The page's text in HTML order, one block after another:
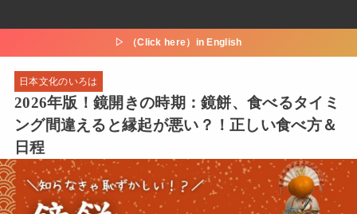
▷ （Click here）in English
日本文化のいろは
2026年版！鏡開きの時期：鏡餅、食べるタイミ
ング間違えると縁起が悪い？！正しい食べ方＆
日程